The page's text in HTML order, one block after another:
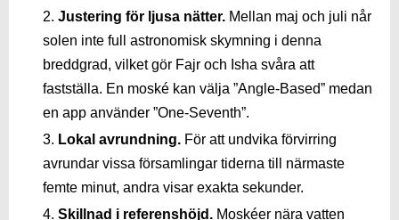
Justering för ljusa nätter. Mellan maj och juli når
solen inte full astronomisk skymning i denna
breddgrad, vilket gör Fajr och Isha svåra att
fastställa. En moské kan välja ”Angle-Based” medan
en app använder ”One-Seventh”.
Lokal avrundning. För att undvika förvirring
avrundar vissa församlingar tiderna till närmaste
femte minut, andra visar exakta sekunder.
Skillnad i referenshöjd. Moskéer nära vatten